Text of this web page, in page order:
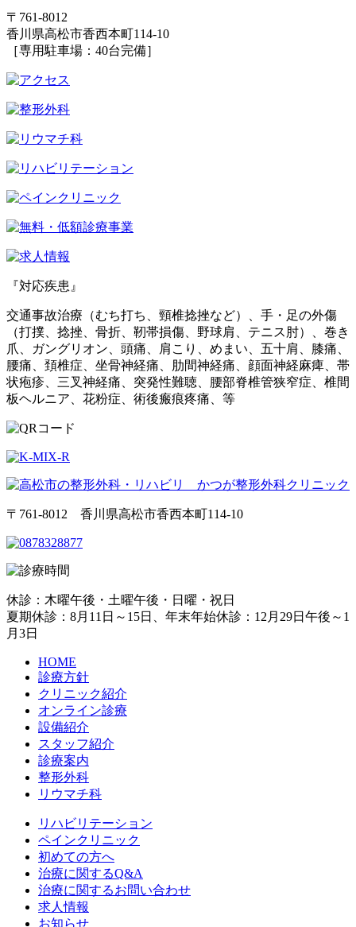
〒761-8012
香川県高松市香西本町114-10
［専用駐車場：40台完備］
『対応疾患』
交通事故治療（むち打ち、頸椎捻挫など）、手・足の外傷
（打撲、捻挫、骨折、靭帯損傷、野球肩、テニス肘）、巻き
爪、ガングリオン、頭痛、肩こり、めまい、五十肩、膝痛、
腰痛、頚椎症、坐骨神経痛、肋間神経痛、顔面神経麻痺、帯
状疱疹、三叉神経痛、突発性難聴、腰部脊椎管狭窄症、椎間
板ヘルニア、花粉症、術後瘢痕疼痛、等
〒761-8012 香川県高松市香西本町114-10
休診：木曜午後・土曜午後・日曜・祝日
夏期休診：8月11日～15日、年末年始休診：12月29日午後～1
月3日
HOME
診療方針
クリニック紹介
オンライン診療
設備紹介
スタッフ紹介
診療案内
整形外科
リウマチ科
リハビリテーション
ペインクリニック
初めての方へ
治療に関するQ&A
治療に関するお問い合わせ
求人情報
お知らせ